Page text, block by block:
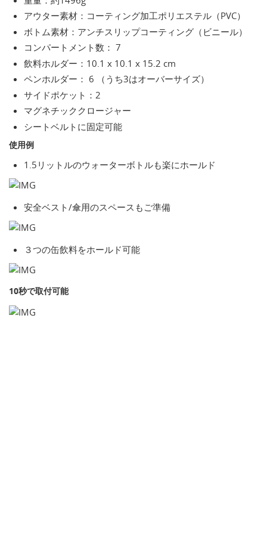
アウター素材：コーティング加工ポリエステル（PVC）
ボトム素材：アンチスリップコーティング（ビニール）
コンパートメント数： 7
飲料ホルダー：10.1 x 10.1 x 15.2 cm
ペンホルダー： 6 （うち3はオーバーサイズ）
サイドポケット：2
マグネチッククロージャー
シートベルトに固定可能
使用例
1.5リットルのウォーターボトルも楽にホールド
安全ベスト/傘用のスペースもご準備
３つの缶飲料をホールド可能
10秒で取付可能